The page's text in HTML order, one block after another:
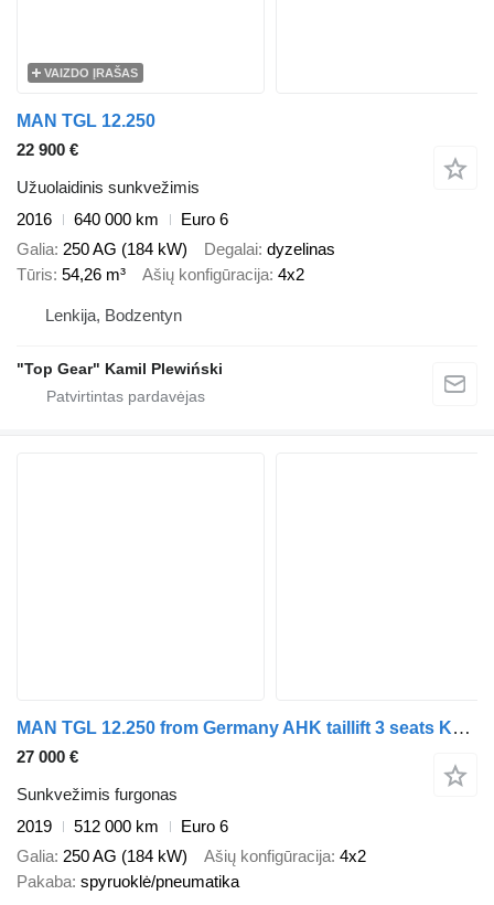
VAIZDO ĮRAŠAS
MAN TGL 12.250
22 900 €
Užuolaidinis sunkvežimis
2016
640 000 km
Euro 6
Galia 250 AG (184 kW) Degalai dyzelinas
Tūris 54,26 m³ Ašių konfigūracija 4x2
Lenkija, Bodzentyn
"Top Gear" Kamil Plewiński
MAN TGL 12.250 from Germany AHK taillift 3 seats KLIMA top1 conditio
27 000 €
Sunkvežimis furgonas
2019
512 000 km
Euro 6
Galia 250 AG (184 kW) Ašių konfigūracija 4x2
Pakaba spyruoklė/pneumatika